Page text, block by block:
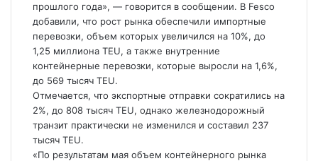
прошлого года», — говорится в сообщении. В Fesco
добавили, что рост рынка обеспечили импортные
перевозки, объем которых увеличился на 10%, до
1,25 миллиона TEU, а также внутренние
контейнерные перевозки, которые выросли на 1,6%,
до 569 тысяч TEU.
Отмечается, что экспортные отправки сократились на
2%, до 808 тысяч TEU, однако железнодорожный
транзит практически не изменился и составил 237
тысяч TEU.
«По результатам мая объем контейнерного рынка